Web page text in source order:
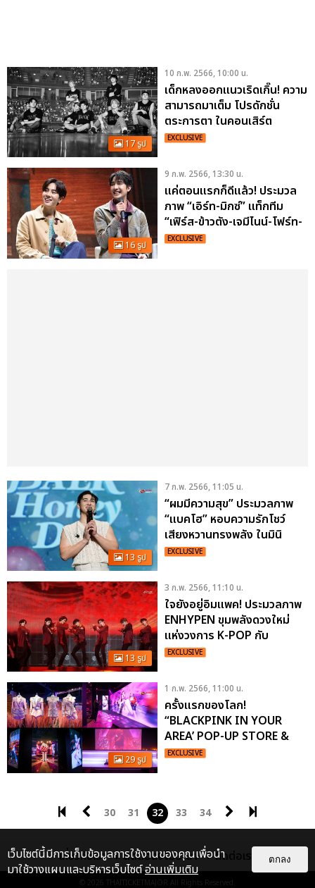
17 รูป
10 ก.พ. 2566, 10:00 น.
เด็กหลงออกแนวเริดเกิ๊น! ความ
สามารถมาเต็ม โปรดักชั่น
ตระการตา ในคอนเสิร์ต
STRAY KIDS 2ND WORLD
EXCLUSIVE
16 รูป
9 ก.พ. 2566, 13:30 น.
แค่ตอนแรกก็ดีแล้ว! ประมวล
ภาพ “เอิร์ท-มิกซ์” แท็กทีม
“เฟิร์ส-ข้าวตัง-เจมีไนน์-โฟร์ท-
มาร์ค-วิว” ในงาน “OPENING
EXCLUSIVE
13 รูป
7 ก.พ. 2566, 11:05 น.
“ผมมีความสุข” ประมวลภาพ
“แบคโฮ” หอบความรักโชว์
เสียงหวานทรงพลัง ในมินิ
คอนเสิร์ตที่ไทย
EXCLUSIVE
13 รูป
3 ก.พ. 2566, 11:10 น.
ใจยังอยู่อิมแพค! ประมวลภาพ
ENHYPEN ขุมพลังดวงใหม่
แห่งวงการ K-POP กับ
คอนเสิร์ตเวิลด์ทัวร์
EXCLUSIVE
29 รูป
1 ก.พ. 2566, 11:00 น.
ครั้งแรกของโลก!
“BLACKPINK IN YOUR
AREA’ POP-UP STORE &
EXHIBITION” นิทรรศการจัด
EXCLUSIVE
30 31 32 33 34
เกี่ยวกับเรา ติดต่อลงโฆษณา ติดต่อเรา
© 2026 THAITICKETMAJOR All Rights Reserved.
เว็บไซต์นี้มีการเก็บข้อมูลการใช้งานของคุณเพื่อนำ
มาใช้วางแผนและบริหารเว็บไซต์อ่านเพิ่มเติม
ตกลง